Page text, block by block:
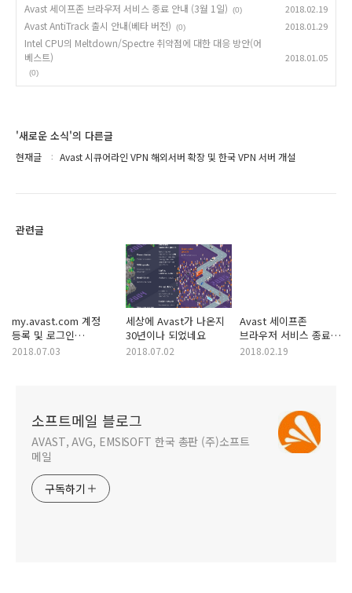
Avast 세이프존 브라우저 서비스 종료 안내 (3월 1일) (0) 2018.02.19
Avast AntiTrack 출시 안내(베타 버전) (0) 2018.01.29
Intel CPU의 Meltdown/Spectre 취약점에 대한 대응 방안(어
베스트)
(0)
2018.01.05
'새로운 소식'의 다른글
현재글 Avast 시큐어라인 VPN 해외서버 확장 및 한국 VPN 서버 개설
관련글
my.avast.com 계정
등록 및 로그인
비밀번호 초기화
2018.07.03
세상에 Avast가 나온지
30년이나 되었네요
2018.07.02
Avast 세이프존
브라우저 서비스 종료
안내 (3월 1일)
2018.02.19
소프트메일 블로그
AVAST, AVG, EMSISOFT 한국 총판 (주)소프트
메일
구독하기